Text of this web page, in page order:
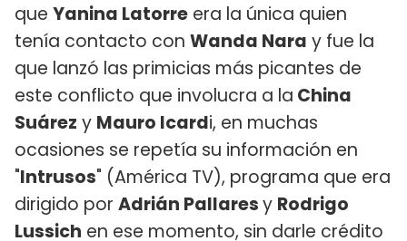
que Yanina Latorre era la única quien
tenía contacto con Wanda Nara y fue la
que lanzó las primicias más picantes de
este conflicto que involucra a la China
Suárez y Mauro Icardi, en muchas
ocasiones se repetía su información en
"Intrusos" (América TV), programa que era
dirigido por Adrián Pallaresy Rodrigo
Lussich en ese momento, sin darle crédito